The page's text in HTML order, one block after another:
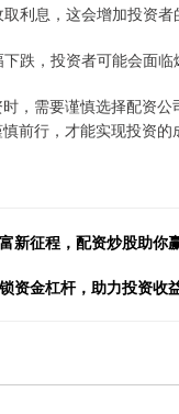
利息，这会增加投资者
跌，投资者可能会面临
，需要谨慎选择配资
前行，才能实现投资的
新征程，配资炒股助你
资金杠杆，助力投资收